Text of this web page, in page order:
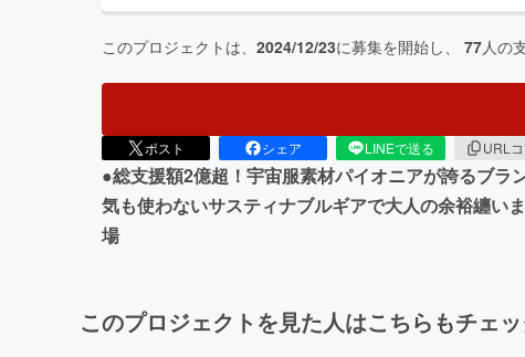
このプロジェクトは、 2024/12/23に募集を開始し、 77人の
ポスト シェア LINEで送る URL
●総支援額2億超！宇宙服素材パイオニアが誇るブ
気も使わないサスティナブルギアで大人の余裕纏い
場
このプロジェクトを見た人はこちらもチェ